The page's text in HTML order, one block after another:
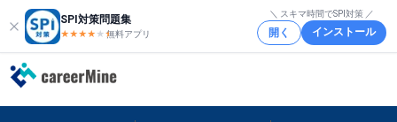
SPI対策問題集
★★★★ ★★
無料アプリ
＼ スキマ時間でSPI対策 ／
開く インストール